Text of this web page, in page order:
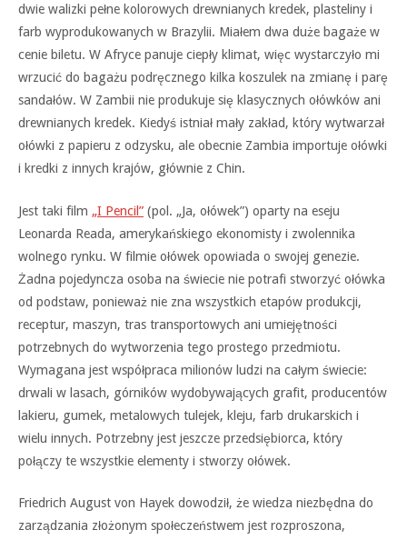
dwie walizki pełne kolorowych drewnianych kredek, plasteliny i
farb wyprodukowanych w Brazylii. Miałem dwa duże bagaże w
cenie biletu. W Afryce panuje ciepły klimat, więc wystarczyło mi
wrzucić do bagażu podręcznego kilka koszulek na zmianę i parę
sandałów. W Zambii nie produkuje się klasycznych ołówków ani
drewnianych kredek. Kiedyś istniał mały zakład, który wytwarzał
ołówki z papieru z odzysku, ale obecnie Zambia importuje ołówki
i kredki z innych krajów, głównie z Chin.
Jest taki film „I Pencil” (pol. „Ja, ołówek”) oparty na eseju
Leonarda Reada, amerykańskiego ekonomisty i zwolennika
wolnego rynku. W filmie ołówek opowiada o swojej genezie.
Żadna pojedyncza osoba na świecie nie potrafi stworzyć ołówka
od podstaw, ponieważ nie zna wszystkich etapów produkcji,
receptur, maszyn, tras transportowych ani umiejętności
potrzebnych do wytworzenia tego prostego przedmiotu.
Wymagana jest współpraca milionów ludzi na całym świecie:
drwali w lasach, górników wydobywających grafit, producentów
lakieru, gumek, metalowych tulejek, kleju, farb drukarskich i
wielu innych. Potrzebny jest jeszcze przedsiębiorca, który
połączy te wszystkie elementy i stworzy ołówek.
Friedrich August von Hayek dowodził, że wiedza niezbędna do
zarządzania złożonym społeczeństwem jest rozproszona,